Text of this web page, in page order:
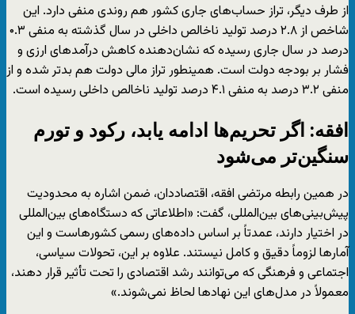
از طرف دیگر، تراز حساب‌های جاری کشور هم روندی منفی دارد. این
شاخص از ۲.۸ درصد تولید ناخالص داخلی در سال گذشته به منفی ۰.۳
درصد در سال جاری رسیده که نشان‌دهنده کاهش درآمدهای ارزی و
فشار بر بودجه دولت است. همینطور تراز مالی دولت هم بدتر شده و از
منفی ۳.۲ درصد به منفی ۴.۱ درصد تولید ناخالص داخلی رسیده است.
افقه: اگر تحریم‌ها ادامه یابد، رکود و تورم
سنگین‌تر می‌شود
در همین رابطه مرتضی افقه، اقتصاددان، ضمن اشاره به محدودیت
پیش‌بینی‌های بین‌المللی، گفت: «اطلاعاتی که دستگاه‌های بین‌المللی
در اختیار دارند، عمدتاً بر اساس داده‌های رسمی کشورهاست و این
آمارها لزوماً دقیق و کامل نیستند. علاوه بر این، تحولات سیاسی،
اجتماعی و فرهنگی که می‌توانند رشد اقتصادی را تحت تأثیر قرار دهند،
معمولاً در مدل‌های این نهادها لحاظ نمی‌شوند.»